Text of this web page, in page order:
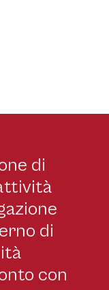
di
di
con